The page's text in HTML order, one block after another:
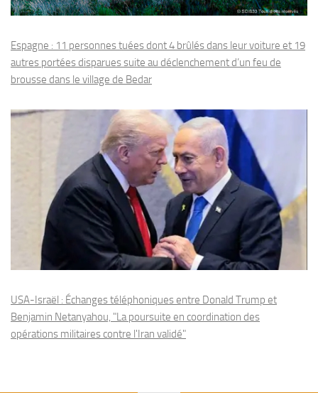
Espagne : 11 personnes tuées dont 4 brûlés dans leur voiture et 19
autres portées disparues suite au déclenchement d’un feu de
brousse dans le village de Bedar
USA-Israël : Échanges téléphoniques entre Donald Trump et
Benjamin Netanyahou, "La poursuite en coordination des
opérations militaires contre l'Iran validé"